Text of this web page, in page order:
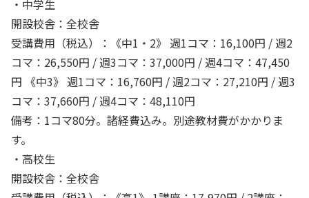
・中学生
開設校舎：全校舎
受講費用（税込）：《中1・2》 週1コマ：16,100円 / 週2
コマ：26,550円 / 週3コマ：37,000円 / 週4コマ：47,450
円 《中3》 週1コマ：16,760円 / 週2コマ：27,210円 / 週3
コマ：37,660円 / 週4コマ：48,110円
備考：1コマ80分。諸経費込み。別途教材費がかかりま
す。
・高校生
開設校舎：全校舎